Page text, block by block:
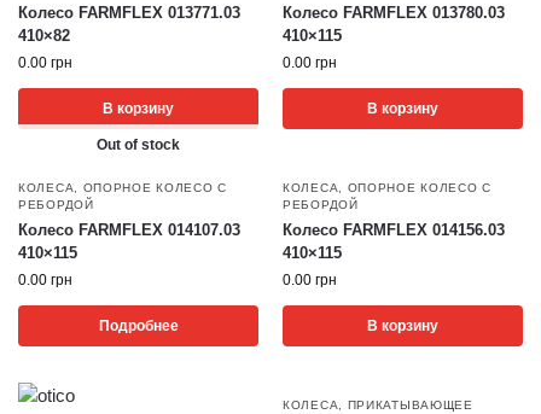
Колесо FARMFLEX 013771.03
410×82
0.00 грн
В корзину
Колесо FARMFLEX 013780.03
410×115
0.00 грн
В корзину
Out of stock
КОЛЕСА
ОПОРНОЕ КОЛЕСО С
РЕБОРДОЙ
Колесо FARMFLEX 014107.03
410×115
0.00 грн
Подробнее
КОЛЕСА
ОПОРНОЕ КОЛЕСО С
РЕБОРДОЙ
Колесо FARMFLEX 014156.03
410×115
0.00 грн
В корзину
КОЛЕСА
ПРИКАТЫВАЮЩЕЕ